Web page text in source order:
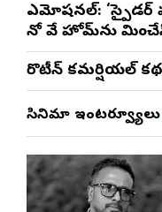
ఎమోష‌న‌ల్‌: ‘స్పైడర్
నో వే హోమ్‌ను
రొటీన్‌ కమర్షియల్‌ కథ
సినిమా ఇంటర్వ్యూలు